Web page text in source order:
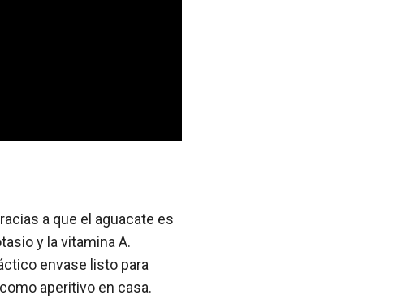
a que el aguacate es
y la vitamina A.
envase listo para
aperitivo en casa.